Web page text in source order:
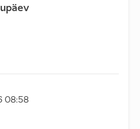
08:58